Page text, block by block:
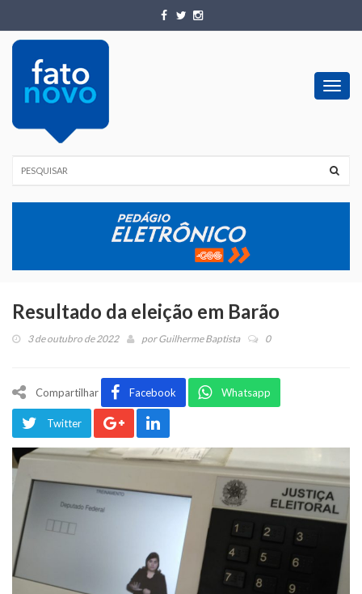
Resultado da eleição em Barão
3 de outubro de 2022 porGuilherme Baptista 0
Compartilhar Facebook Whatsapp
Twitter